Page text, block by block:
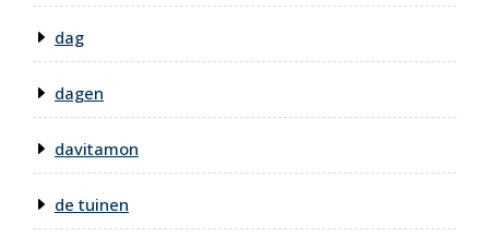
dag
dagen
davitamon
de tuinen